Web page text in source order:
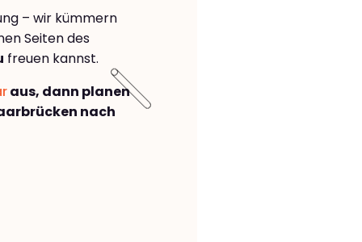
– wir kümmern
Seiten des
freuen kannst.
aus, dann planen
nach